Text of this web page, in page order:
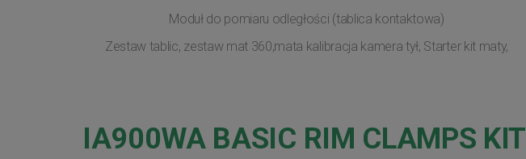
Moduł do pomiaru odległości (tablica kontaktowa)
Zestaw tablic, zestaw mat 360,mata kalibracja kamera tył, Starter kit maty,
IA900WA BASIC RIM CLAMPS KIT